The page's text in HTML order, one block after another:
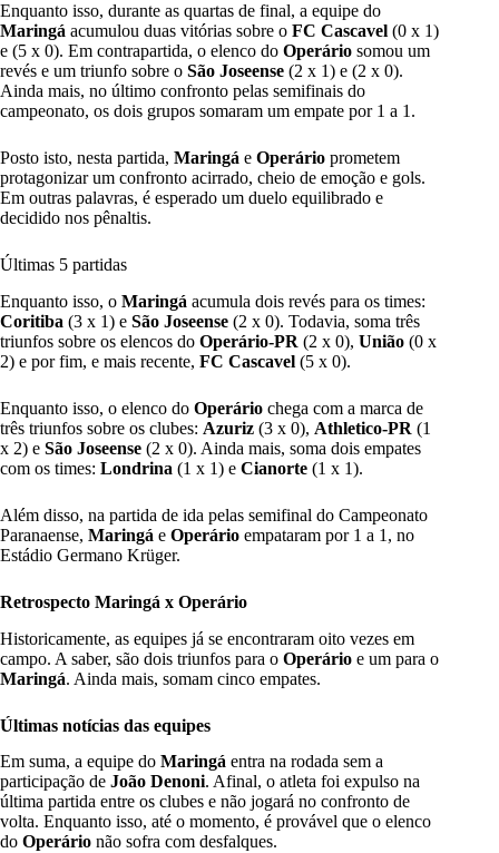
Enquanto isso, durante as quartas de final, a equipe do
Maringá acumulou duas vitórias sobre o FC Cascavel (0 x 1)
e (5 x 0). Em contrapartida, o elenco do Operário somou um
revés e um triunfo sobre o São Joseense (2 x 1) e (2 x 0).
Ainda mais, no último confronto pelas semifinais do
campeonato, os dois grupos somaram um empate por 1 a 1.
Posto isto, nesta partida, Maringá e Operário prometem
protagonizar um confronto acirrado, cheio de emoção e gols.
Em outras palavras, é esperado um duelo equilibrado e
decidido nos pênaltis.
Últimas 5 partidas
Enquanto isso, o Maringá acumula dois revés para os times:
Coritiba (3 x 1) e São Joseense (2 x 0). Todavia, soma três
triunfos sobre os elencos do Operário-PR (2 x 0), União (0 x
2) e por fim, e mais recente, FC Cascavel (5 x 0).
Enquanto isso, o elenco do Operário chega com a marca de
três triunfos sobre os clubes: Azuriz (3 x 0), Athletico-PR (1
x 2) e São Joseense (2 x 0). Ainda mais, soma dois empates
com os times: Londrina (1 x 1) e Cianorte (1 x 1).
Além disso, na partida de ida pelas semifinal do Campeonato
Paranaense, Maringá e Operário empataram por 1 a 1, no
Estádio Germano Krüger.
Retrospecto Maringá x Operário
Historicamente, as equipes já se encontraram oito vezes em
campo. A saber, são dois triunfos para o Operário e um para o
Maringá. Ainda mais, somam cinco empates.
Últimas notícias das equipes
Em suma, a equipe do Maringá entra na rodada sem a
participação de João Denoni. Afinal, o atleta foi expulso na
última partida entre os clubes e não jogará no confronto de
volta. Enquanto isso, até o momento, é provável que o elenco
do Operário não sofra com desfalques.